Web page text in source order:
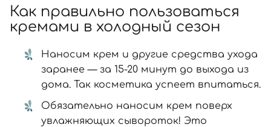
Как правильно пользоваться
кремами в холодный сезон
Наносим крем и другие средства ухода
заранее — за 15-20 минут до выхода из
дома. Так косметика успеет впитаться.
Обязательно наносим крем поверх
увлажняющих сывороток! Это